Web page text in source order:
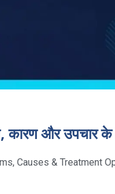
कारण और उपचार के
Causes & Treatment